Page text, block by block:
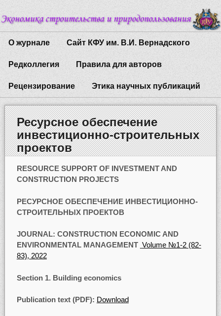
О журнале Сайт КФУ им. В.И. Вернадского
Редколлегия Правила для авторов
Рецензирование Этика научных публикаций
Ресурсное обеспечение
инвестиционно-строительных
проектов
RESOURCE SUPPORT OF INVESTMENT AND
CONSTRUCTION PROJECTS
РЕСУРСНОЕ ОБЕСПЕЧЕНИЕ ИНВЕСТИЦИОННО-
СТРОИТЕЛЬНЫХ ПРОЕКТОВ
JOURNAL: CONSTRUCTION ECONOMIC AND
ENVIRONMENTAL MANAGEMENT Volume №1-2 (82-
83), 2022
Section 1. Building economics
Publication text (PDF): Download